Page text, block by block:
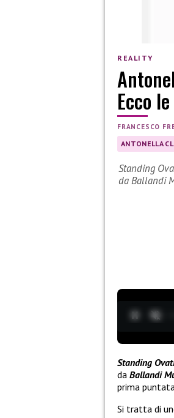
REALITY
Ecco
FRANCESCO
ANTONELLA
Standing
da Ballandi
Standing
da Ballandi
prima
Si tratta di